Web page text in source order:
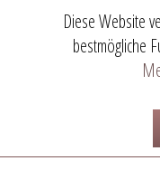
Diese Website
bestmögliche